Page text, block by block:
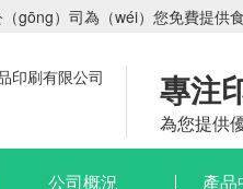
gōng）司為（wéi）您免費提
專注
為您提供
公司概況 產品